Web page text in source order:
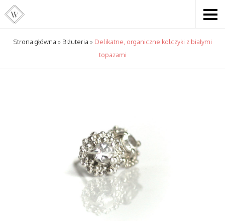
Strona główna » Biżuteria » Delikatne, organiczne kolczyki z białymi
topazami